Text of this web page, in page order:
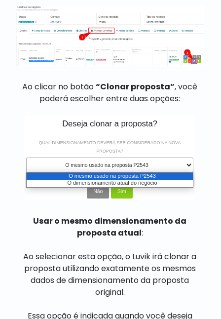
Ao clicar no botão“Clonar proposta”, você
poderá escolher entre duas opções:
Usar o mesmo dimensionamento da
proposta atual:
Ao selecionar esta opção, o Luvik irá clonar a
proposta utilizando exatamente os mesmos
dados de dimensionamento da proposta
original.
Essa opção é indicada quando você deseja